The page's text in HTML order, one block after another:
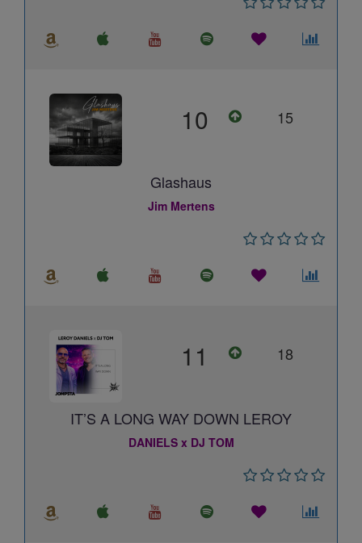
10 15
Glashaus
Jim Mertens
11 18
IT’S A LONG WAY DOWN LEROY
DANIELS x DJ TOM